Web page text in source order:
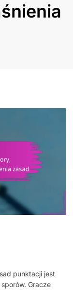
punktacji jest
Gracze